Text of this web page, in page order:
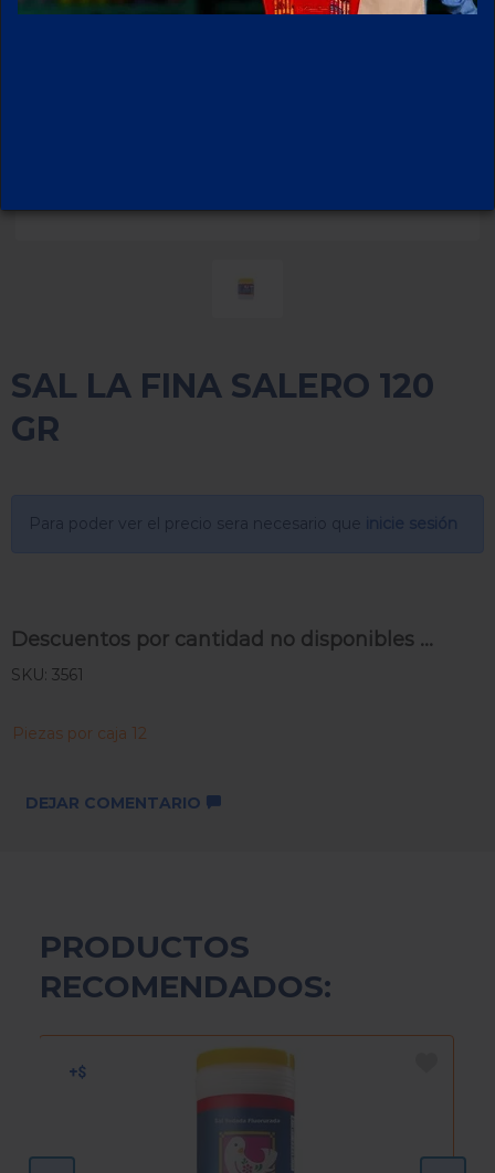
SAL LA FINA SALERO 120
GR
Para poder ver el precio sera necesario que
Descuentos por cantidad no disponibles ...
SKU: 3561
Piezas por caja 12
DEJAR COMENTARIO
PRODUCTOS
RECOMENDADOS: